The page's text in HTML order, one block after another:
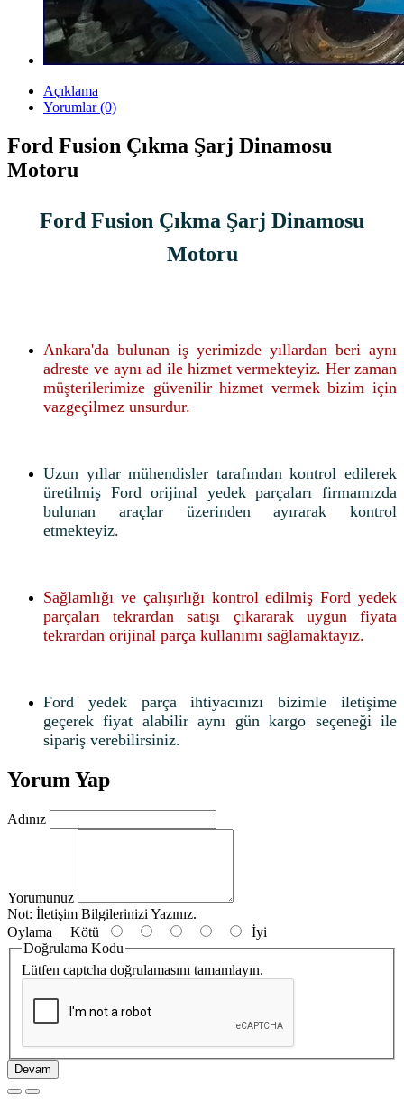
Açıklama
Yorumlar (0)
Ford Fusion Çıkma Şarj Dinamosu
Motoru
Ford Fusion Çıkma Şarj Dinamosu
Motoru
Ankara'da bulunan iş yerimizde yıllardan beri aynı
adreste ve aynı ad ile hizmet vermekteyiz. Her zaman
müşterilerimize güvenilir hizmet vermek bizim için
vazgeçilmez unsurdur.
Uzun yıllar mühendisler tarafından kontrol edilerek
üretilmiş Ford orijinal yedek parçaları firmamızda
bulunan araçlar üzerinden ayırarak kontrol
etmekteyiz.
Sağlamlığı ve çalışırlığı kontrol edilmiş Ford yedek
parçaları tekrardan satışı çıkararak uygun fiyata
tekrardan orijinal parça kullanımı sağlamaktayız.
Ford yedek parça ihtiyacınızı bizimle iletişime
geçerek fiyat alabilir aynı gün kargo seçeneği ile
sipariş verebilirsiniz.
Yorum Yap
Adınız
Yorumunuz
Not: İletişim Bilgilerinizi Yazınız.
Oylama Kötü
İyi
Doğrulama Kodu
Lütfen captcha doğrulamasını tamamlayın.
Devam